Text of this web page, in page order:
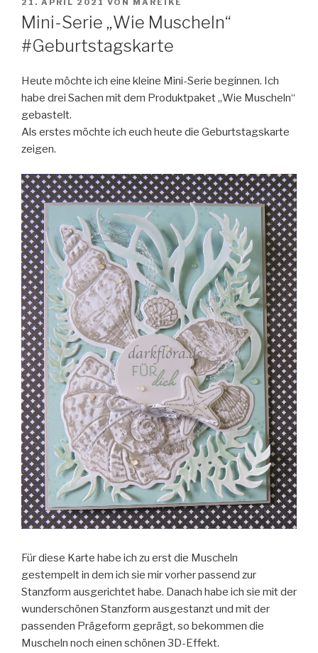
AM
21. APRIL 2021 VON MAREIKE
Mini-Serie „Wie Muscheln“
#Geburtstagskarte
Heute möchte ich eine kleine Mini-Serie beginnen. Ich
habe drei Sachen mit dem Produktpaket „Wie Muscheln“
gebastelt.
Als erstes möchte ich euch heute die Geburtstagskarte
zeigen.
Für diese Karte habe ich zu erst die Muscheln
gestempelt in dem ich sie mir vorher passend zur
Stanzform ausgerichtet habe. Danach habe ich sie mit der
wunderschönen Stanzform ausgestanzt und mit der
passenden Prägeform geprägt, so bekommen die
Muscheln noch einen schönen 3D-Effekt.